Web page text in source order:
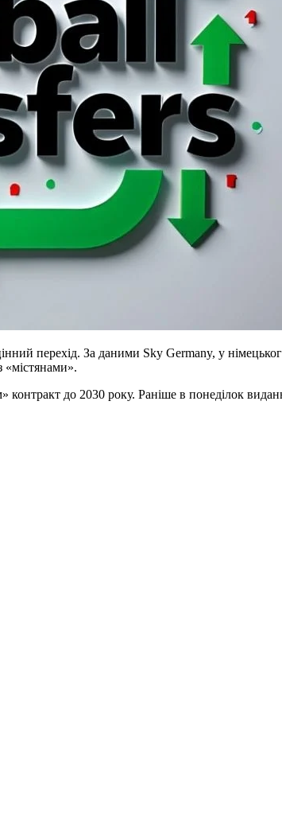
перехід. За даними Sky Germany, у
«містянами».
до 2030 року. Раніше в понеділок